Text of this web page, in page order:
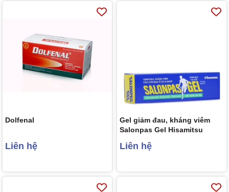
Dolfenal
Liên hệ
Gel giảm đau, kháng viêm
Salonpas Gel Hisamitsu
Liên hệ